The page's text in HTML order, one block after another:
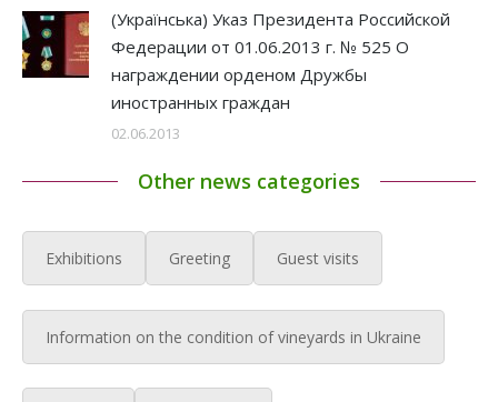
(Українська) Указ Президента Российской
Федерации от 01.06.2013 г. № 525 О
награждении орденом Дружбы
иностранных граждан
02.06.2013
Other news categories
Exhibitions Greeting Guest visits
Information on the condition of vineyards in Ukraine